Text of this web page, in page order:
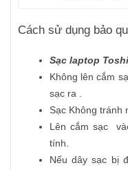
Cách sử dụng bảo
Sạc laptop
Không lên cắm
sạc ra .
Sạc Không tránh
Lên cắm sạc
tính.
Nếu dây sạc bị